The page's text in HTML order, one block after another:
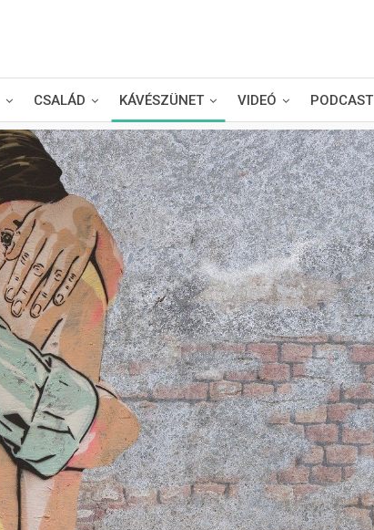
CSALÁD KÁVÉSZÜNET VIDEÓ PODCAST